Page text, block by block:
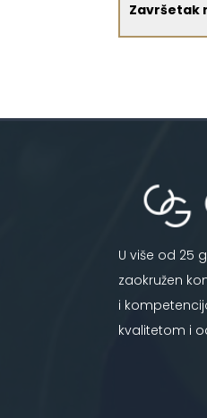
Završetak
U više od 25
zaokružen
i
kvalitetom i